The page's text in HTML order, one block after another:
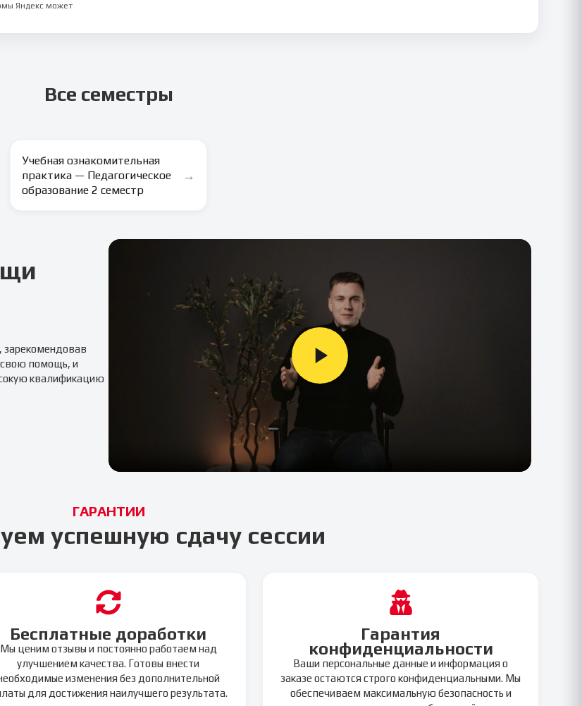
Яндекс может
Все семестры
Учебная ознакомительная
практика — Педагогическое
образование 2 семестр
→
, зарекомендовав
свою помощь, и
квалификацию
ГАРАНТИИ
успешную сдачу сессии
Бесплатные доработки
Мы ценим отзывы и постоянно работаем над
улучшением качества. Готовы внести
изменения без дополнительной
для достижения наилучшего результата.
Гарантия
конфиденциальности
Ваши персональные данные и информация о
заказе остаются строго конфиденциальными. Мы
обеспечиваем максимальную безопасность и